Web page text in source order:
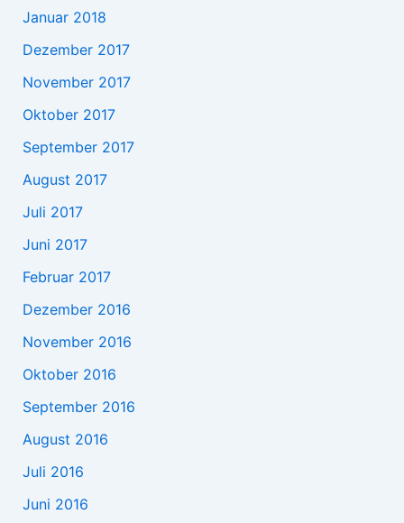
Januar 2018
Dezember 2017
November 2017
Oktober 2017
September 2017
August 2017
Juli 2017
Juni 2017
Februar 2017
Dezember 2016
November 2016
Oktober 2016
September 2016
August 2016
Juli 2016
Juni 2016